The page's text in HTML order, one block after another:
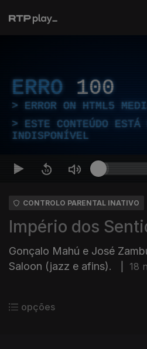
ERRO 100
ERROR ON HTML5
ESTE CONTEÚDO ESTÁ
INDISPONÍVEL
CONTROLO PARENTAL INATIVO
Império dos
Gonçalo Mahú e José
Saloon (jazz e afins).
18
opções